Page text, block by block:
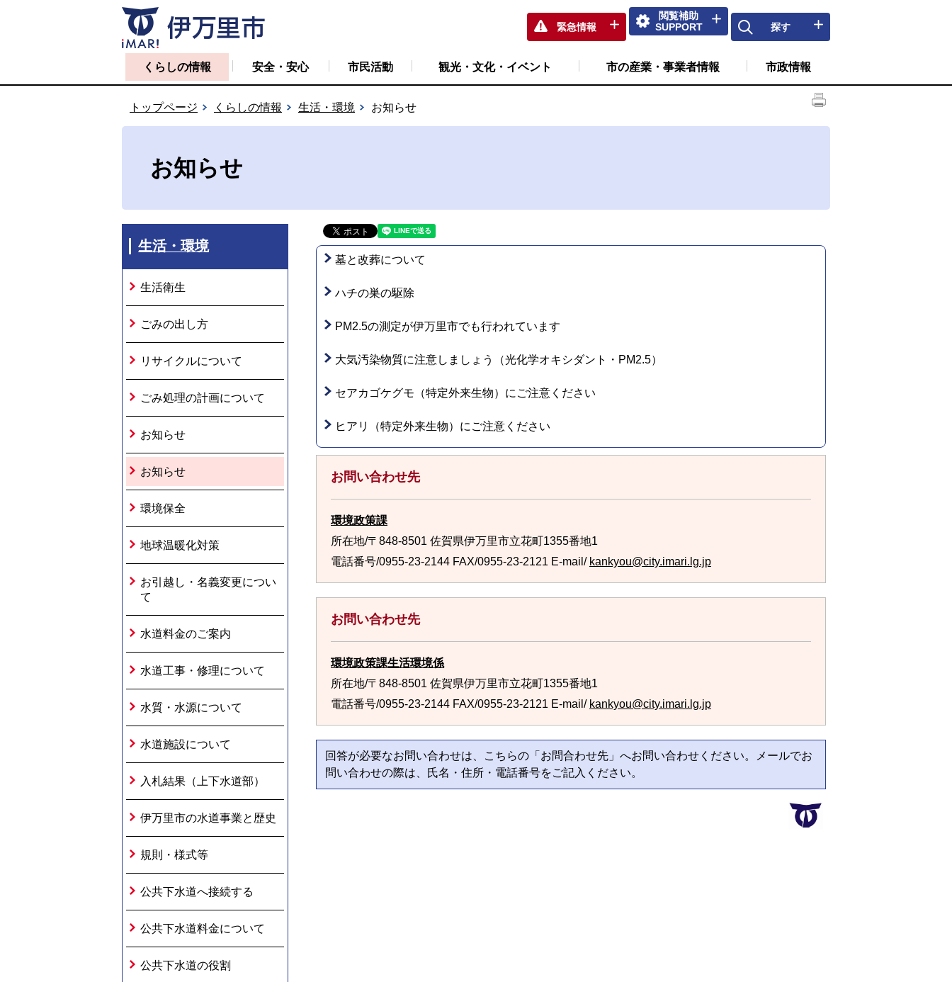
緊急情報
閲覧補助
SUPPORT
探す
くらしの情報 安全・安心 市民活動 観光・文化・イベント 市の産業・事業者情報 市政情報
トップページ くらしの情報 生活・環境 お知らせ
お知らせ
生活・環境
生活衛生
ごみの出し方
リサイクルについて
ごみ処理の計画について
お知らせ
お知らせ
環境保全
地球温暖化対策
お引越し・名義変更につい
て
水道料金のご案内
水道工事・修理について
水質・水源について
水道施設について
入札結果（上下水道部）
伊万里市の水道事業と歴史
規則・様式等
公共下水道へ接続する
公共下水道料金について
公共下水道の役割
墓と改葬について
ハチの巣の駆除
PM2.5の測定が伊万里市でも行われています
大気汚染物質に注意しましょう（光化学オキシダント・PM2.5）
セアカゴケグモ（特定外来生物）にご注意ください
ヒアリ（特定外来生物）にご注意ください
お問い合わせ先
環境政策課
所在地/〒848-8501 佐賀県伊万里市立花町1355番地1
電話番号/0955-23-2144 FAX/0955-23-2121 E-mail/ kankyou@city.imari.lg.jp
お問い合わせ先
環境政策課生活環境係
所在地/〒848-8501 佐賀県伊万里市立花町1355番地1
電話番号/0955-23-2144 FAX/0955-23-2121 E-mail/ kankyou@city.imari.lg.jp
回答が必要なお問い合わせは、こちらの「お問合わせ先」へお問い合わせください。メールでお
問い合わせの際は、氏名・住所・電話番号をご記入ください。